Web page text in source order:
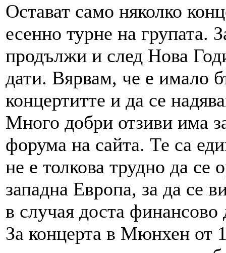
Остават само няколко
есенно турне на групата.
продължи и след Нова
дати. Вярвам, че е имало
концертитте и да се
Много добри отзиви има
форума на сайта. Те са
не е толкова трудно да се
западна Европа, за да се
в случая доста
За концерта в Мюнхен от